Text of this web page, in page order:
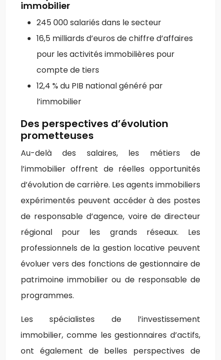
immobilier
245 000 salariés dans le secteur
16,5 milliards d’euros de chiffre d’affaires
pour les activités immobilières pour
compte de tiers
12,4 % du PIB national généré par
l’immobilier
Des perspectives d’évolution
prometteuses
Au-delà des salaires, les métiers de
l’immobilier offrent de réelles opportunités
d’évolution de carrière. Les agents immobiliers
expérimentés peuvent accéder à des postes
de responsable d’agence, voire de directeur
régional pour les grands réseaux. Les
professionnels de la gestion locative peuvent
évoluer vers des fonctions de gestionnaire de
patrimoine immobilier ou de responsable de
programmes.
Les spécialistes de l’investissement
immobilier, comme les gestionnaires d’actifs,
ont également de belles perspectives de